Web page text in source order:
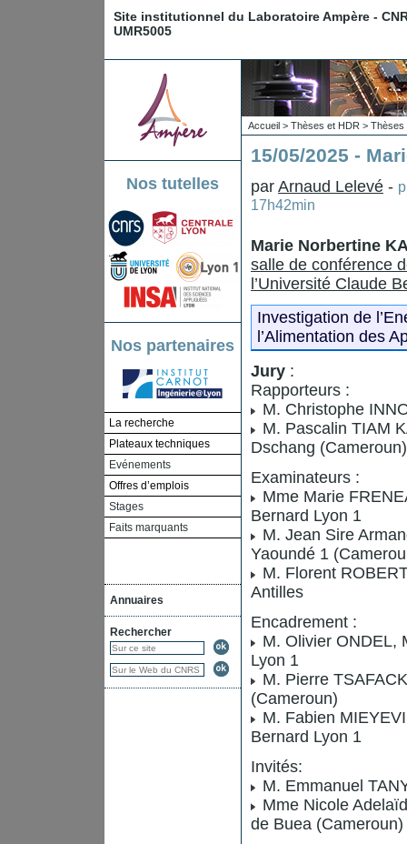
Site institutionnel du Laboratoire Ampère -
UMR5005
Nos tutelles
Nos partenaires
La recherche
Plateaux techniques
Evénements
Offres d’emplois
Stages
Faits marquants
Annuaires
Rechercher
Accueil > Thèses et HDR > Thèses
15/05/2025 -
par Arnaud Lelevé -
17h42min
Marie Norbertine
salle de conférence
l’Université Claude
Investigation de
l’Alimentation des
Jury :
Rapporteurs :
M. Christophe
M. Pascalin TIAM
Dschang (Cameroun)
Examinateurs :
Mme Marie
Bernard Lyon 1
M. Jean Sire
Yaoundé 1
M. Florent
Antilles
Encadrement :
M. Olivier ONDEL,
Lyon 1
M. Pierre
(Cameroun)
M. Fabien
Bernard Lyon 1
Invités:
M. Emmanuel
Mme Nicole
de Buea (Cameroun)